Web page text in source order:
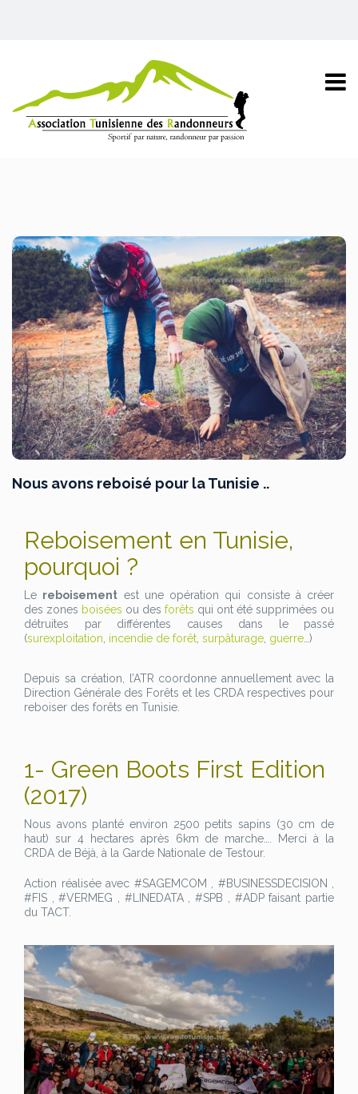
Nous avons reboisé pour la Tunisie ..
Reboisement en Tunisie,
pourquoi ?
Le reboisement est une opération qui consiste à créer
des zones boisées ou des forêts qui ont été supprimées ou
détruites par différentes causes dans le passé
(surexploitation incendie de forêt surpâturage guerre …)
Depuis sa création, l’ATR coordonne annuellement avec la
Direction Générale des Forêts et les CRDA respectives pour
reboiser des forêts en Tunisie.
1- Green Boots First Edition
(2017)
Nous avons planté environ 2500 petits sapins (30 cm de
haut) sur 4 hectares après 6km de marche…. Merci à la
CRDA de Béjà, à la Garde Nationale de Testour.
Action réalisée avec #SAGEMCOM , #BUSINESSDECISION ,
#FIS , #VERMEG , #LINEDATA , #SPB , #ADP faisant partie
du TACT.